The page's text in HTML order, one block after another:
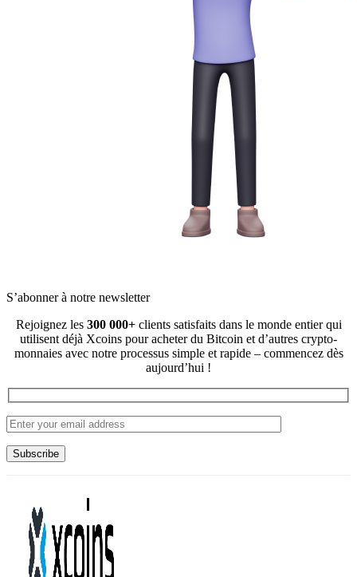
S’abonner à notre newsletter
Rejoignez les 300 000+clients satisfaits dans le monde entier qui
utilisent déjà Xcoins pour acheter du Bitcoin et d’autres crypto-
monnaies avec notre processus simple et rapide – commencez dès
aujourd’hui !